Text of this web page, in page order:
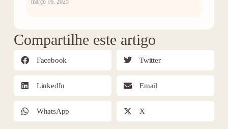
março 16, 2025
Compartilhe este artigo
Facebook Twitter
LinkedIn Email
WhatsApp X